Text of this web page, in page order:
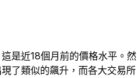
是近18個月前的價格水平。然
了類似的飆升，而各大交易所